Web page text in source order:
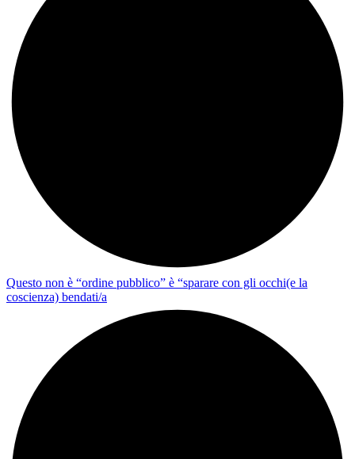
Questo non è “ordine pubblico” è “sparare con gli occhi(e la
coscienza) bendati/a